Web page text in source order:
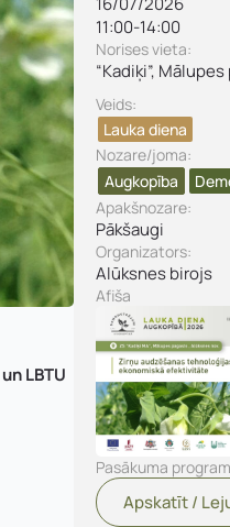
LBTU
11:00-14:00
Norises vieta:
“Kadiķi”,
Veids:
Lauka diena
Nozare/joma:
Augkopība
Apakšnozare:
Pākšaugi
Organizators:
Alūksnes birojs
Afiša
Pasākuma
Apskatīt /